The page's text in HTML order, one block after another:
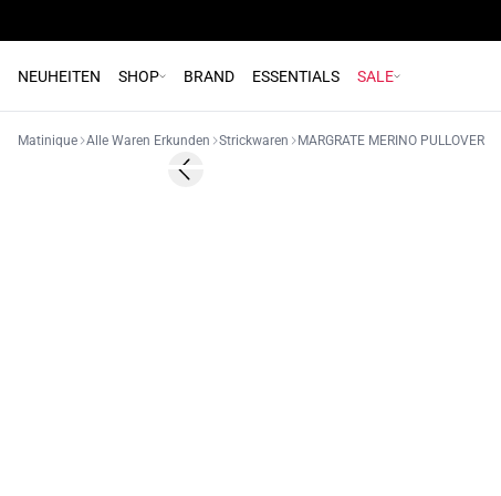
NEUHEITEN SHOP BRAND ESSENTIALS SALE
Matinique Alle Waren Erkunden Strickwaren MARGRATE MERINO PULLOVER
Previous slide